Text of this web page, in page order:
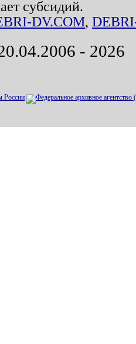
субсидий.
DV.COM,
- 2026